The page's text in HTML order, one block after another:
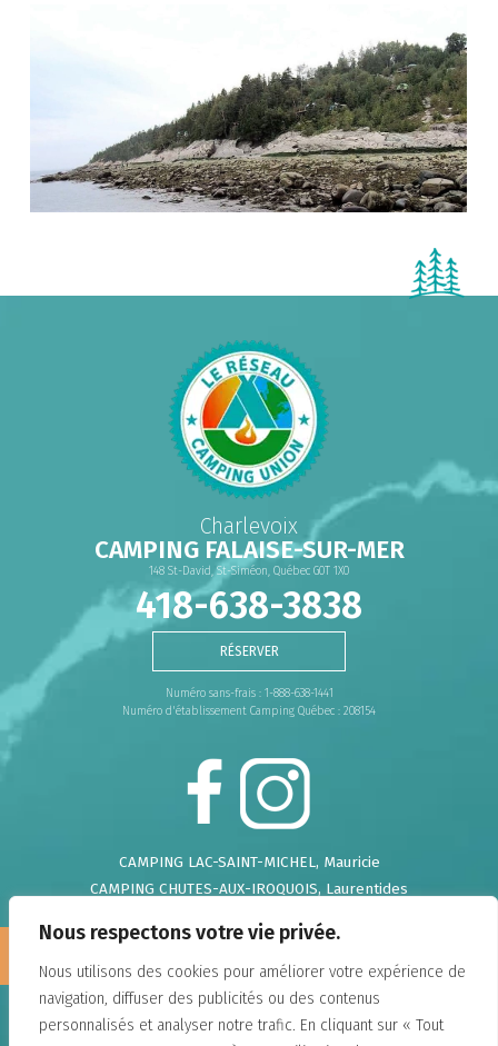
Nous respectons votre vie privée.
Nous utilisons des cookies pour améliorer votre expérience de
navigation, diffuser des publicités ou des contenus
personnalisés et analyser notre trafic. En cliquant sur « Tout
Nous
recrutons!
Charlevoix
CAMPING FALAISE-SUR-MER
148 St-David, St-Siméon, Québec G0T 1X0
418-638-3838
RÉSERVER
Numéro sans-frais : 1-888-638-1441
Numéro d'établissement Camping Québec : 208154
CAMPING LAC-SAINT-MICHEL, Mauricie
CAMPING CHUTES-AUX-IROQUOIS, Laurentides
CAMPING DU GOUFFRE, Charlevoix
CAMPING FALAISE-SUR-MER, Charlevoix
CAMPING ANNIE , Gaspésie
DOMAINE ANNIE-SUR-MER, Gaspésie